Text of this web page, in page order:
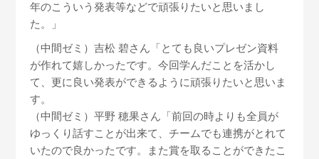
年のこういう発表等などで頑張りたいと思いまし
た。」
（中間ゼミ）吉松 碧さん「とても良いプレゼン資料
が作れて嬉しかったです。今回学んだことを活かし
て、更に良い発表ができるように頑張りたいと思いま
す。
（中間ゼミ）平野 穂果さん「前回の時よりも全員が
ゆっくり話すことが出来て、チームでも連携がとれて
いたので良かったです。また賞を取ることができたこ